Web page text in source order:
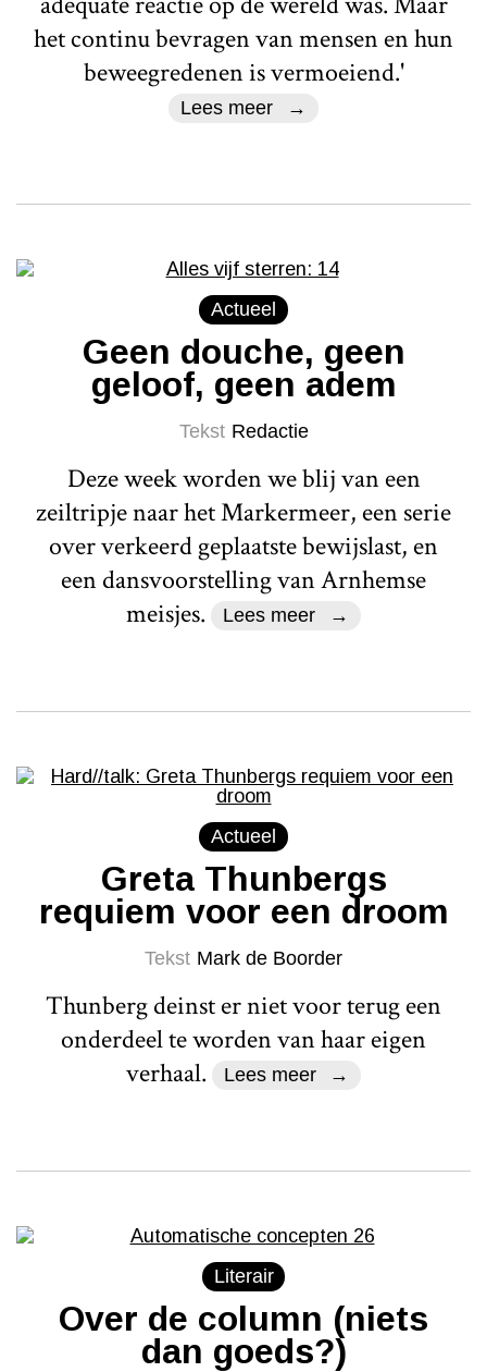
het continu bevragen van mensen en hun
beweegredenen is vermoeiend.'
Lees meer
Actueel
Geen douche, geen
geloof, geen adem
Tekst Redactie
Deze week worden we blij van een
zeiltripje naar het Markermeer, een serie
over verkeerd geplaatste bewijslast, en
een dansvoorstelling van Arnhemse
meisjes.
Lees meer
Actueel
Greta Thunbergs
requiem voor een droom
Tekst Mark de Boorder
Thunberg deinst er niet voor terug een
onderdeel te worden van haar eigen
verhaal.
Lees meer
Literair
Over de column (niets
dan goeds?)